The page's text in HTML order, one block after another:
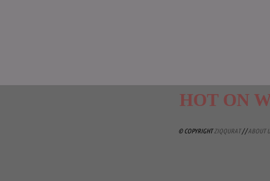
HOT ON
© COPYRIGHTZIQQURAT/ /ABOUT